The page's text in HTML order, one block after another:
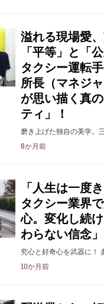
溢れる現場愛
「平等」と「
タクシー運転
所長（マネジ
が思い描く真
ティ」！
磨き上げた独自の美学。
8か月前
「人生は一度
タクシー業界
心。変化し続
わらない信念
究心と好奇心を武器に！
10か月前